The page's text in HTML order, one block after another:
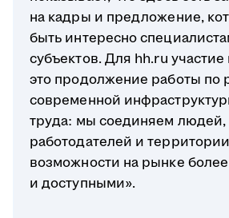
на кадры и предложение,
быть интересно
субъектов. Для hh.ru
это продолжение работы по
современной
труда: мы соединяем людей,
работодателей и
возможности на рынке
и доступными».